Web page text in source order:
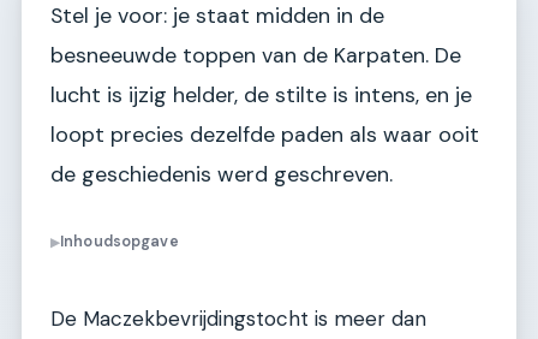
Stel je voor: je staat midden in de
besneeuwde toppen van de Karpaten. De
lucht is ijzig helder, de stilte is intens, en je
loopt precies dezelfde paden als waar ooit
de geschiedenis werd geschreven.
▶Inhoudsopgave
De Maczekbevrijdingstocht is meer dan